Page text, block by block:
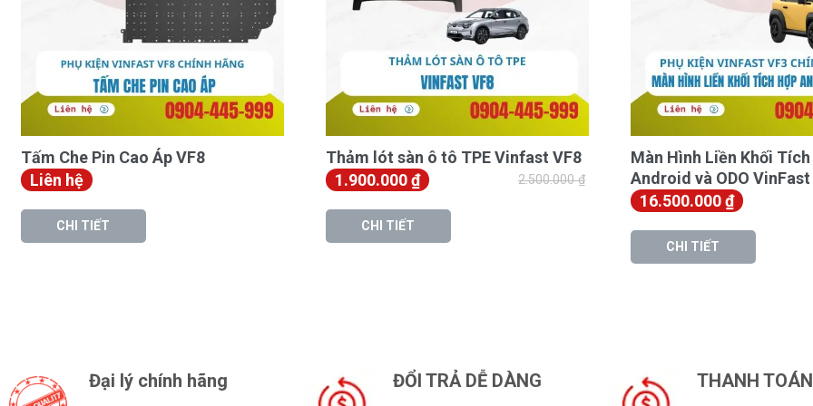
Tấm Che Pin Cao Áp VF8
Liên hệ
CHI TIẾT
Thảm lót sàn ô tô TPE Vinfast VF8
1.900.000₫ 2.500.000₫
CHI TIẾT
Màn Hình Liền Khối Tích
Android và ODO VinFast
16.500.000₫
CHI TIẾT
Đại lý chính hãng ĐỔI TRẢ DỄ DÀNG THANH